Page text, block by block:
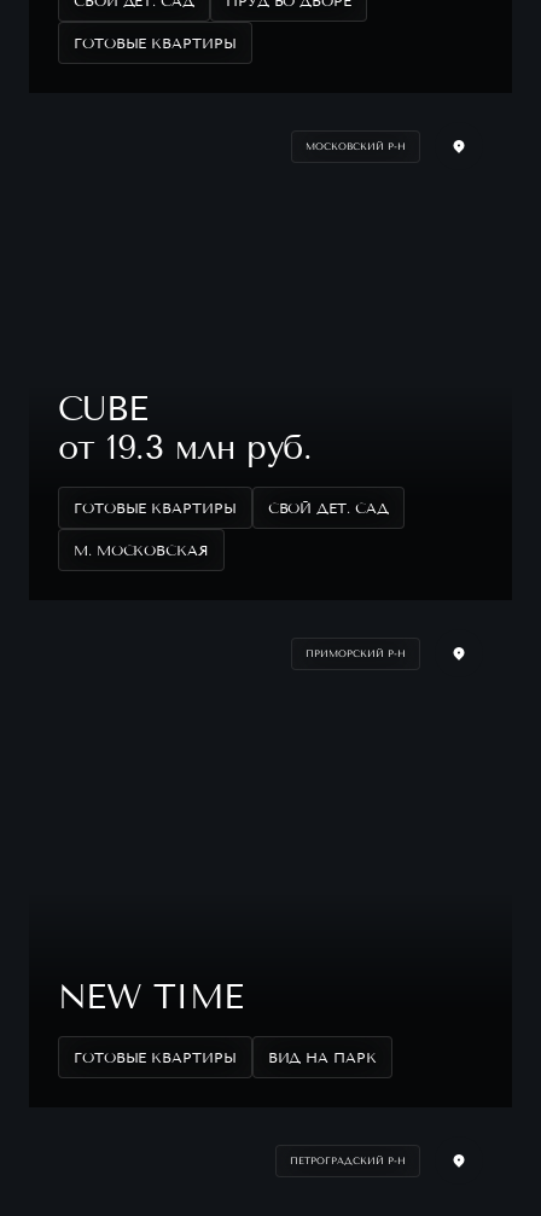
ГОТОВЫЕ КВАРТИРЫ
МОСКОВСКИЙ Р-Н
CUBE
от 19.3 млн руб.
ГОТОВЫЕ КВАРТИРЫ СВОЙ ДЕТ. САД
М. МОСКОВСКАЯ
ПРИМОРСКИЙ Р-Н
NEW TIME
ГОТОВЫЕ КВАРТИРЫ ВИД НА ПАРК
ПЕТРОГРАДСКИЙ Р-Н